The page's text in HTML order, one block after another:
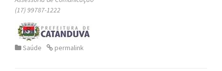
(17) 99787-1222
Saúde permalink